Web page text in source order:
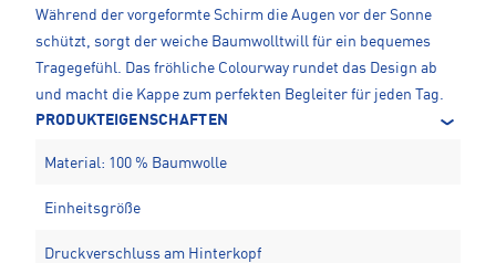
Während der vorgeformte Schirm die Augen vor der Sonne
schützt, sorgt der weiche Baumwolltwill für ein bequemes
Tragegefühl. Das fröhliche Colourway rundet das Design ab
und macht die Kappe zum perfekten Begleiter für jeden Tag.
PRODUKTEIGENSCHAFTEN
Material: 100 % Baumwolle
Einheitsgröße
Druckverschluss am Hinterkopf